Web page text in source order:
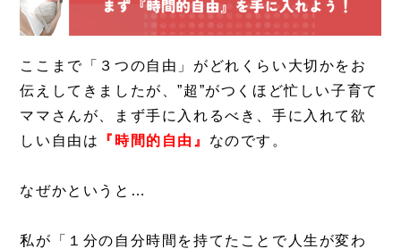
ここまで「３つの自由」がどれくらい大切かをお
伝えしてきましたが、”超”がつくほど忙しい子育て
ママさんが、まず手に入れるべき、手に入れて欲
しい自由は
『時間的自由』 なのです。
なぜかというと…
私が「１分の自分時間を持てたことで人生が変わ